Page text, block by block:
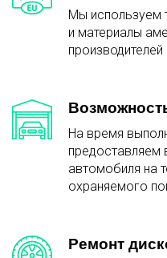
Мы используем
и материалы
производителей
На время
предоставляем
автомобиля на
охраняемого
Ремонт